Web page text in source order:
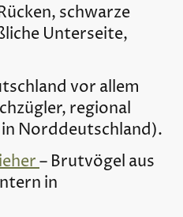
schwarze
Unterseite,
vor allem
regional
Norddeutschland).
– Brutvögel aus
in